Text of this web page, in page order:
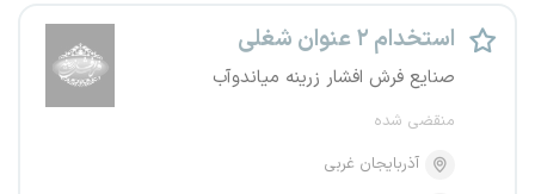
استخدام ۲ عنوان شغلی
صنایع فرش افشار زرینه میاندوآب
منقضی شده
آذربایجان غربی